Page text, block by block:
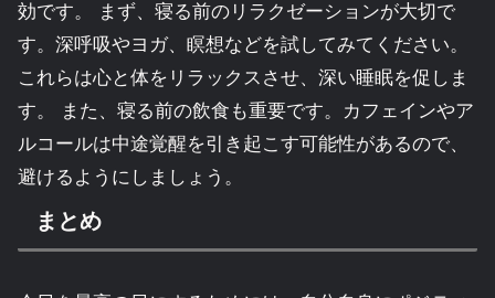
効です。 まず、寝る前のリラクゼーションが大切で
す。深呼吸やヨガ、瞑想などを試してみてください。
これらは心と体をリラックスさせ、深い睡眠を促しま
す。 また、寝る前の飲食も重要です。カフェインやア
ルコールは中途覚醒を引き起こす可能性があるので、
避けるようにしましょう。
まとめ